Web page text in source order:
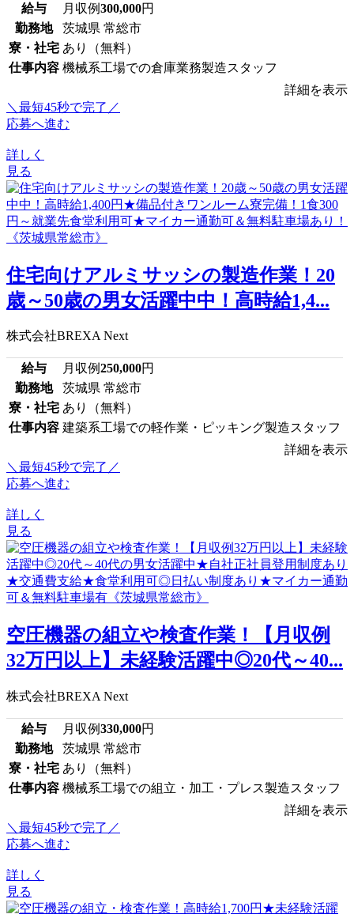
給与 月収例300,000円
勤務地
茨城県 常総市
寮・社宅 あり（無料）
仕事内容 機械系工場での倉庫業務製造スタッフ
詳細を表示
＼最短45秒で完了／
応募へ進む
詳しく
見る
住宅向けアルミサッシの製造作業！20
歳～50歳の男女活躍中中！高時給1,4...
株式会社BREXA Next
給与 月収例250,000円
勤務地
茨城県 常総市
寮・社宅 あり（無料）
仕事内容 建築系工場での軽作業・ピッキング製造スタッフ
詳細を表示
＼最短45秒で完了／
応募へ進む
詳しく
見る
空圧機器の組立や検査作業！【月収例
32万円以上】未経験活躍中◎20代～40...
株式会社BREXA Next
給与 月収例330,000円
勤務地
茨城県 常総市
寮・社宅 あり（無料）
仕事内容 機械系工場での組立・加工・プレス製造スタッフ
詳細を表示
＼最短45秒で完了／
応募へ進む
詳しく
見る